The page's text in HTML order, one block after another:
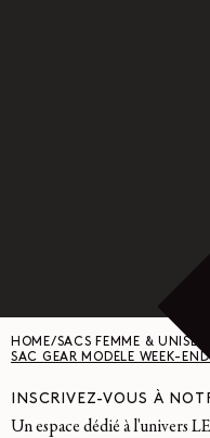
HOME/SACS FEMME & UNISEXE
INSCRIVEZ-VOUS À
Un espace dédié à l'univers